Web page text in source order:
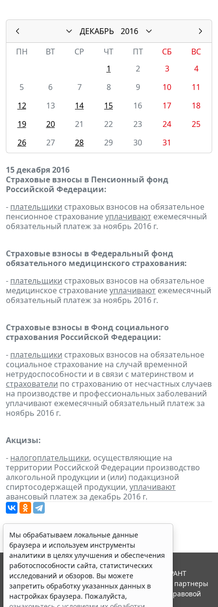
ДЕКАБРЬ
2016
ПН
ВТ СР ЧТ ПТ СБ
ВС
1
2 3
4
5
6 7 8 9 10
11
12
13 14 15 16 17
18
19
20 21 22 23 24
25
26
27 28 29 30 31
15 декабря 2016
Страховые взносы в Пенсионный фонд
Российской Федерации:
- плательщики страховых взносов на обязательное
пенсионное страхованиеуплачивают ежемесячный
обязательный платеж за ноябрь 2016 г.
Страховые взносы в Федеральный фонд
обязательного медицинского страхования:
- плательщики страховых взносов на обязательное
медицинское страхованиеуплачивают ежемесячный
обязательный платеж за ноябрь 2016 г.
Страховые взносы в Фонд социального
страхования Российской Федерации:
- плательщики страховых взносов на обязательное
социальное страхование на случай временной
нетрудоспособности и в связи с материнством и
страхователи по страхованию от несчастных случаев
на производстве и профессиональных заболеваний
уплачивают ежемесячный обязательный платеж за
ноябрь 2016 г.
Акцизы:
- налогоплательщики, осуществляющие на
территории Российской Федерации производство
алкогольной продукции и (или) подакцизной
спиртосодержащей продукции, уплачивают
авансовый платеж за декабрь 2016 г.
Мы обрабатываем локальные данные
браузера и используем инструменты
аналитики в целях улучшения и обеспечения
работоспособности сайта, статистических
исследований и обзоров. Вы можете
запретить обработку указанных данных в
настройках браузера. Пожалуйста,
© ООО "НПП "ГАРАНТ-СЕРВИС", 2026. Система ГАРАНТ
выпускается с 1990 года. Компания "Гарант" и ее партнеры
являются участниками Российской ассоциации правовой
информации ГАРАНТ.